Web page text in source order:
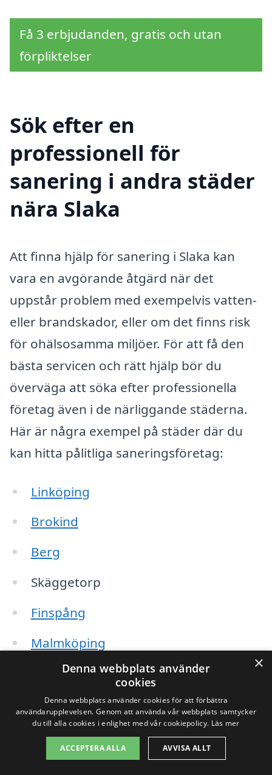
Få 3 erbjudanden, gratis och utan
förpliktelser
Sök efter en
professionell för
sanering i andra städer
nära Slaka
Att finna hjälp för sanering i Slaka kan
vara en avgörande åtgärd när det
uppstår problem med exempelvis vatten-
eller brandskador, eller om det finns risk
för ohälsosamma miljöer. För att få den
bästa servicen och rätt hjälp bör du
överväga att söka efter professionella
företag även i de närliggande städerna.
Här är några exempel på städer där du
kan hitta pålitliga saneringsföretag:
Linköping
Brokind
Berg
Skäggetorp
Finspång
Malmköping
Boxholm
Åtvidaberg
×
Denna webbplats använder
cookies
Denna webbplats använder cookies för att förbättra
användarupplevelsen. Genom att använda vår webbplats samtycker
du till alla cookies i enlighet med vår cookiepolicy. Läs mer
ACCEPTERA ALLA AVVISA ALLT